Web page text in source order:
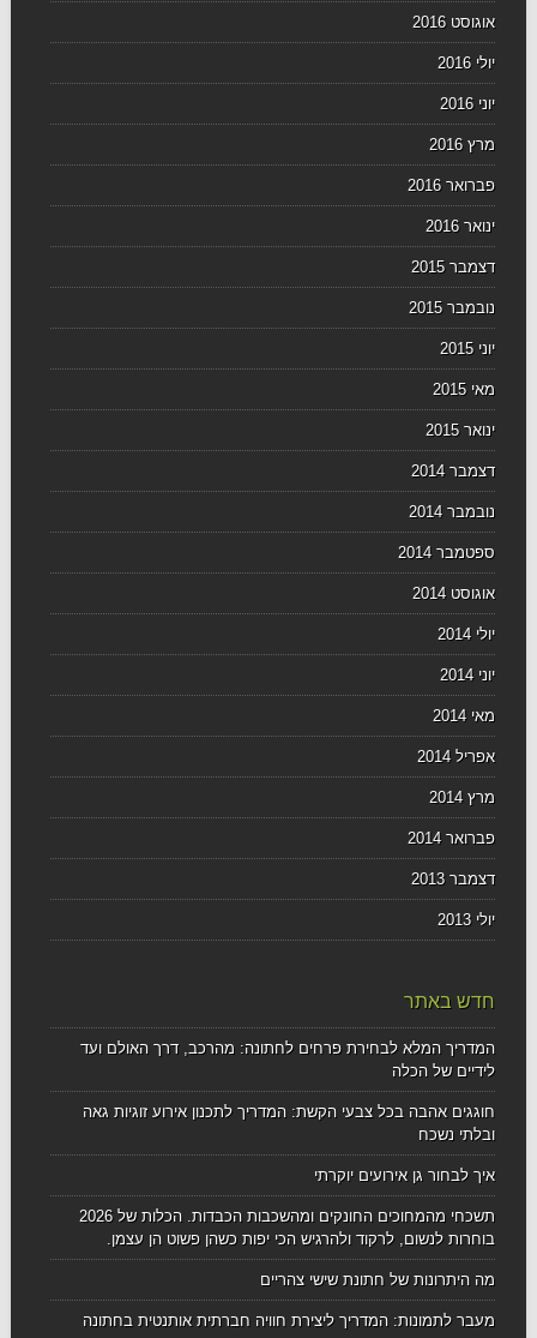
אוגוסט 2016
יולי 2016
יוני 2016
מרץ 2016
פברואר 2016
ינואר 2016
דצמבר 2015
נובמבר 2015
יוני 2015
מאי 2015
ינואר 2015
דצמבר 2014
נובמבר 2014
ספטמבר 2014
אוגוסט 2014
יולי 2014
יוני 2014
מאי 2014
אפריל 2014
מרץ 2014
פברואר 2014
דצמבר 2013
יולי 2013
חדש באתר
המדריך המלא לבחירת פרחים לחתונה: מהרכב, דרך האולם ועד
לידיים של הכלה
חוגגים אהבה בכל צבעי הקשת: המדריך לתכנון אירוע זוגיות גאה
ובלתי נשכח
איך לבחור גן אירועים יוקרתי
תשכחי מהמחוכים החונקים ומהשכבות הכבדות. הכלות של 2026
בוחרות לנשום, לרקוד ולהרגיש הכי יפות כשהן פשוט הן עצמן.
מה היתרונות של חתונת שישי צהריים
מעבר לתמונות: המדריך ליצירת חוויה חברתית אותנטית בחתונה